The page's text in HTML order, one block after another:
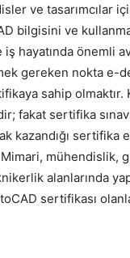
ve tasarımcılar
bilgisini ve
hayatında önemli
gereken nokta e-
sahip olmaktır.
fakat sertifika
kazandığı
mühendislik,
alanlarında
sertifikası